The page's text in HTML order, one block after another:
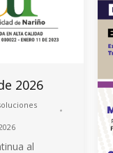
2026
al